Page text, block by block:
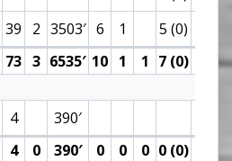
39 2 3503′ 6 1 5 (0)
73 3 6535′ 10 1 1 7 (0)
4
390′
4 0 390′ 0 0 0 0 (0)